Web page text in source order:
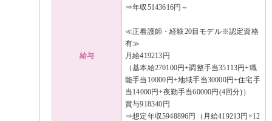
給与
⇒年収5143616円～
≪正看護師・経験20目モデル※認定資格
有≫
月給419213円
（基本給270100円+調整手当35113円+職
能手当10000円+地域手当30000円+住宅手
当14000円+夜勤手当60000円(4回分)）
賞与918340円
⇒想定年収5948896円（月給419213円×12